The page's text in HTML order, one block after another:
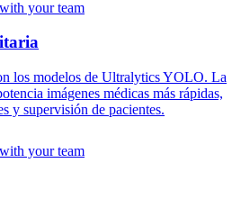
los modelos de Ultralytics YOLO. La
imágenes médicas más rápidas,
y supervisión de pacientes.